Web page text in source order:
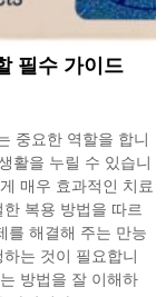
필수 가이드
중요한 역할을 합니
활을 누릴 수 있습니
매우 효과적인 치료
복용 방법을 따르
를 해결해 주는 만능
는 것이 필요합니
방법을 잘 이해하